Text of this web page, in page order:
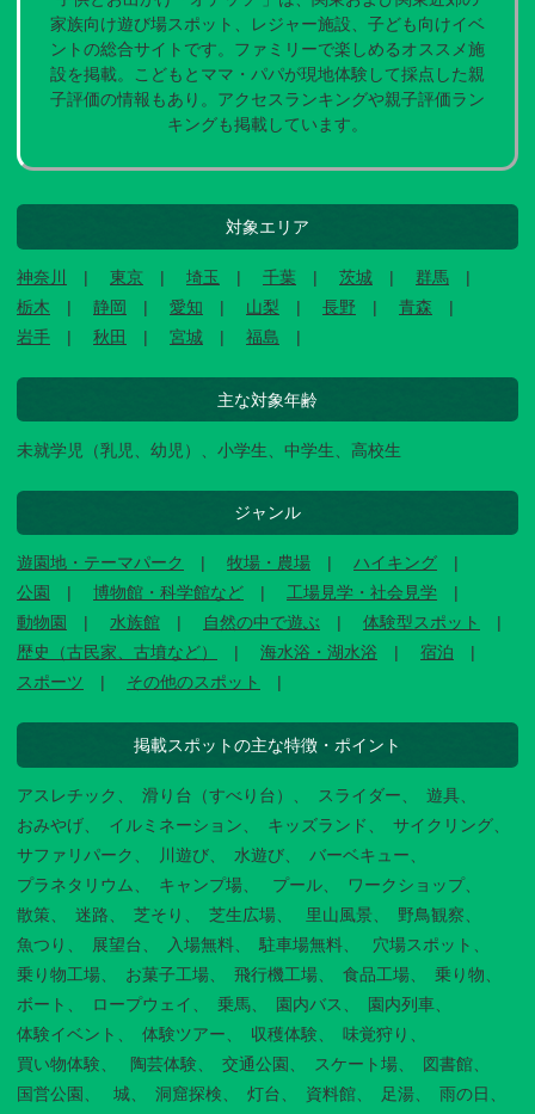
家族向け遊び場スポット、レジャー施設、子ども向けイベ
ントの総合サイトです。ファミリーで楽しめるオススメ施
設を掲載。こどもとママ・パパが現地体験して採点した親
子評価の情報もあり。アクセスランキングや親子評価ラン
キングも掲載しています。
対象エリア
神奈川 東京 埼玉 千葉 茨城
群馬
栃木
静岡 愛知 山梨 長野
青森
岩手
秋田 宮城 福島
主な対象年齢
未就学児（乳児、幼児）、小学生、中学生、高校生
ジャンル
遊園地・テーマパーク 牧場・農場
ハイキング
公園
博物館・科学館など
工場見学・社会見学
動物園
水族館 自然の中で遊ぶ
体験型スポット
歴史（古民家、古墳など）
海水浴・湖水浴
宿泊
スポーツ
その他のスポット
掲載スポットの主な特徴・ポイント
アスレチック 滑り台（すべり台） スライダー
遊具
おみやげ
イルミネーション キッズランド
サイクリング
サファリパーク
川遊び 水遊び
バーベキュー
プラネタリウム
キャンプ場 プール
ワークショップ
散策
迷路 芝そり 芝生広場 里山風景
野鳥観察
魚つり
展望台 入場無料 駐車場無料
穴場スポット
乗り物工場
お菓子工場 飛行機工場 食品工場
乗り物
ボート
ロープウェイ 乗馬 園内バス
園内列車
体験イベント
体験ツアー 収穫体験
味覚狩り
買い物体験
陶芸体験 交通公園 スケート場
図書館
国営公園
城 洞窟探検 灯台 資料館 足湯 雨の日